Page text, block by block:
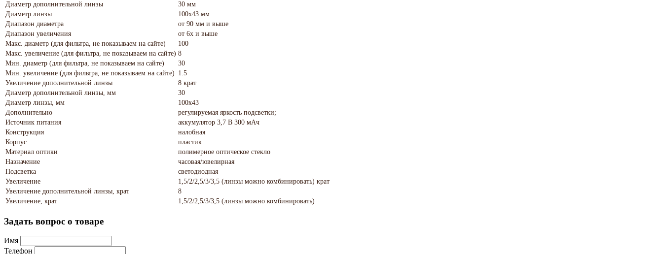
Диаметр дополнительной линзы
30 мм
Диаметр линзы
100x43 мм
Диапазон диаметра
от 90 мм и выше
Диапазон увеличения
от 6х и выше
Макс. диаметр (для фильтра, не показываем на сайте)
100
Макс. увеличение (для фильтра, не показываем на сайте) 8
Мин. диаметр (для фильтра, не показываем на сайте)
30
Мин. увеличение (для фильтра, не показываем на сайте) 1.5
Увеличение дополнительной линзы
8 крат
Диаметр дополнительной линзы, мм
30
Диаметр линзы, мм
100x43
Дополнительно
регулируемая яркость подсветки;
Источник питания
аккумулятор 3,7 В 300 мАч
Конструкция
налобная
Корпус
пластик
Материал оптики
полимерное оптическое стекло
Назначение
часовая/ювелирная
Подсветка
светодиодная
Увеличение
1,5/2/2,5/3/3,5 (линзы можно комбинировать) крат
Увеличение дополнительной линзы, крат
8
Увеличение, крат
1,5/2/2,5/3/3,5 (линзы можно комбинировать)
Задать вопрос о товаре
Имя
Телефон